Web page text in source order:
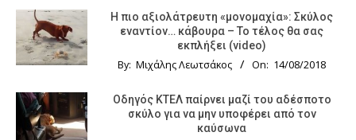
Η πιο αξιολάτρευτη «μονομαχία»: Σκύλος
εναντίον… κάβουρα – Το τέλος θα σας
εκπλήξει (video)
By: Μιχάλης Λεωτσάκος On: 14/08/2018
Οδηγός KTΕΛ παίρνει μαζί του αδέσποτο
σκύλο για να μην υποφέρει από τον
καύσωνα